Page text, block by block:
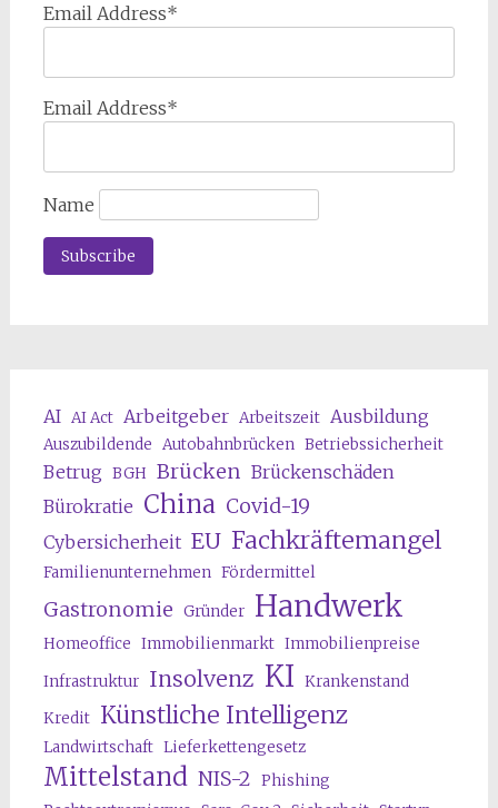
Email Address*
Email Address*
Name
AI AI Act Arbeitgeber Arbeitszeit Ausbildung
Auszubildende Autobahnbrücken Betriebssicherheit
Betrug BGH Brücken Brückenschäden
Bürokratie China Covid-19
Cybersicherheit EU Fachkräftemangel
Familienunternehmen Fördermittel
Gastronomie Gründer Handwerk
Homeoffice Immobilienmarkt Immobilienpreise
Infrastruktur Insolvenz KI Krankenstand
Kredit Künstliche Intelligenz
Landwirtschaft Lieferkettengesetz
Mittelstand NIS-2 Phishing